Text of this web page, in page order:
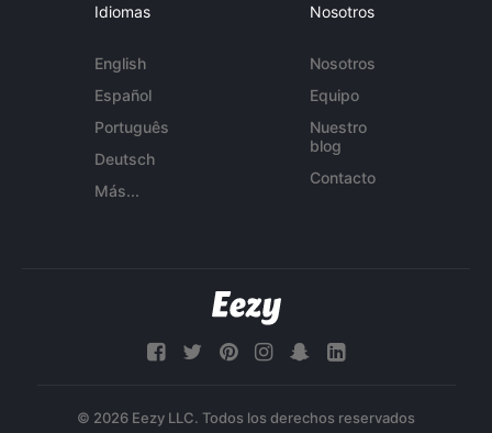
Idiomas
English
Español
Português
Deutsch
Más...
Nosotros
Nosotros
Equipo
Nuestro
blog
Contacto
© 2026 Eezy LLC. Todos los derechos reservados